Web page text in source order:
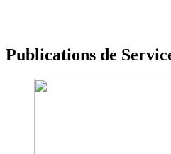
Publications de